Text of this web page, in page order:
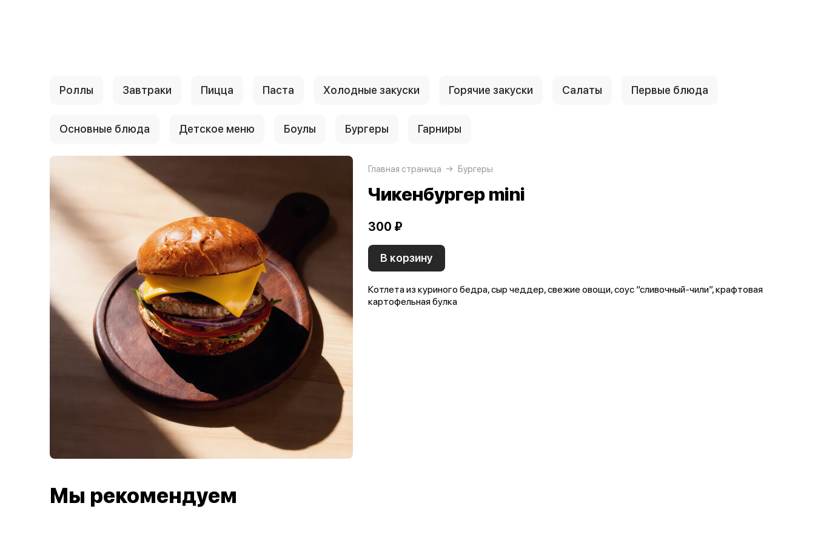
Роллы Завтраки Пицца Паста Холодные закуски Горячие закуски Салаты Первые блюда
Основные блюда Детское меню Боулы Бургеры Гарниры
Главная страница Бургеры
Чикенбургер mini
300 ₽
В корзину
Котлета из куриного бедра, сыр чеддер, свежие овощи, соус “сливочный-чили”, крафтовая
картофельная булка
Мы рекомендуем